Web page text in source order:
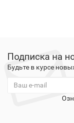
Подписка на
Будьте в курсе